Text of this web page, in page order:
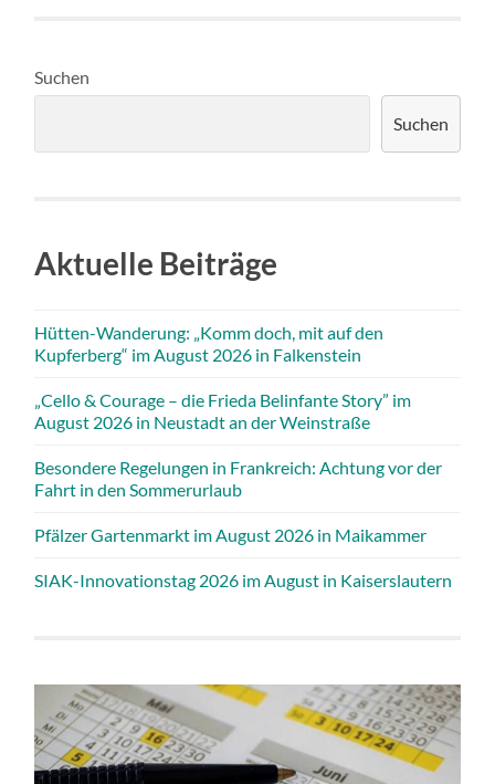
Suchen
Suchen
Aktuelle Beiträge
Hütten-Wanderung: „Komm doch, mit auf den
Kupferberg“ im August 2026 in Falkenstein
„Cello & Courage – die Frieda Belinfante Story” im
August 2026 in Neustadt an der Weinstraße
Besondere Regelungen in Frankreich: Achtung vor der
Fahrt in den Sommerurlaub
Pfälzer Gartenmarkt im August 2026 in Maikammer
SIAK-Innovationstag 2026 im August in Kaiserslautern